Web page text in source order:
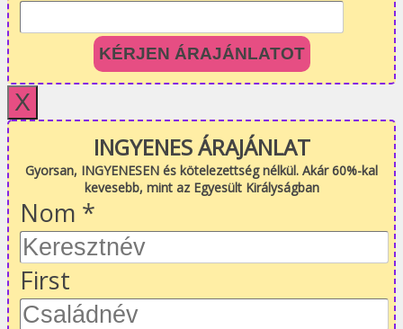
KÉRJEN ÁRAJÁNLATOT
X
INGYENES ÁRAJÁNLAT
Gyorsan, INGYENESEN és kötelezettség nélkül. Akár 60%-kal
kevesebb, mint az Egyesült Királyságban
Nom *
First